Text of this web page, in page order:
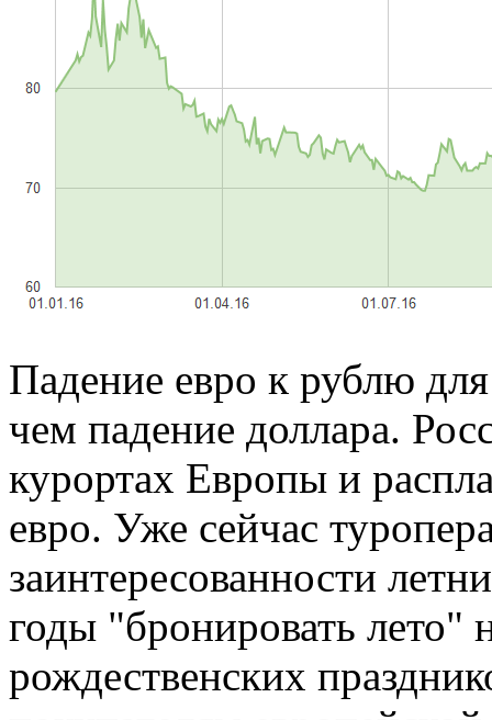
Падение евро к рублю
чем падение доллара.
курортах Европы и
евро. Уже сейчас
заинтересованности
годы "бронировать лето"
рождественских